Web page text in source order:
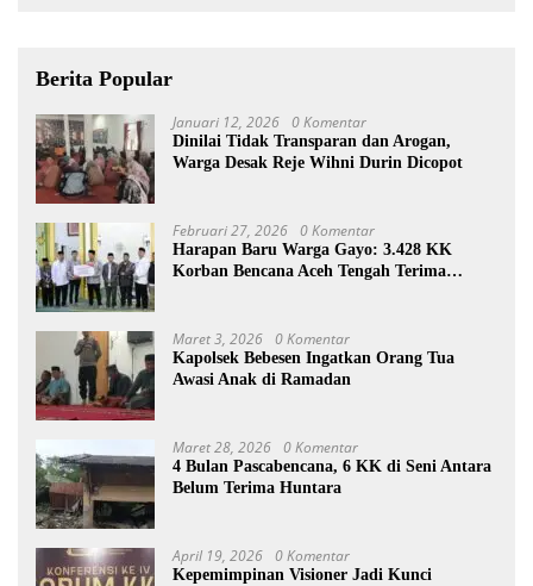
Berita Popular
Januari 12, 2026 0 Komentar
Dinilai Tidak Transparan dan Arogan,
Warga Desak Reje Wihni Durin Dicopot
Februari 27, 2026 0 Komentar
Harapan Baru Warga Gayo: 3.428 KK
Korban Bencana Aceh Tengah Terima
Maret 3, 2026 0 Komentar
Kapolsek Bebesen Ingatkan Orang Tua
Awasi Anak di Ramadan
Maret 28, 2026 0 Komentar
4 Bulan Pascabencana, 6 KK di Seni Antara
Belum Terima Huntara
April 19, 2026 0 Komentar
Kepemimpinan Visioner Jadi Kunci